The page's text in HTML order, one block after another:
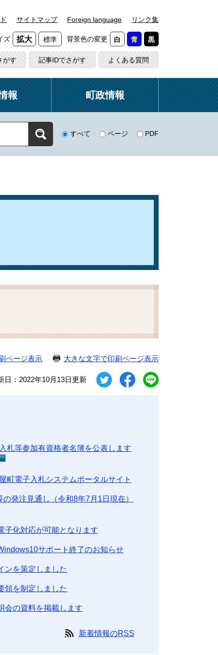
サイトマップ Foreign language リンク集
ズ 拡大 標準 背景色の変更 白 青 黒
がす 記事IDでさがす よくある質問
報 町政情報
すべて ページ PDF
ページ表示 大きな文字で印刷ページ表示
日：2022年10月13日更新
札等参加有資格者名簿を公表します
町電子入札システムポータルサイト
発注見通し（令和8年7月1日現在）
子化対応が可能となります
サポート終了のお知らせ
ンを策定しました
領を制定しました
会の資料を掲載します
新着情報のRSS